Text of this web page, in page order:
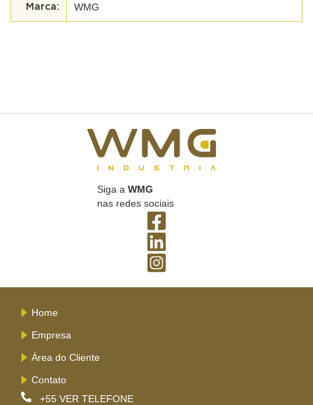
WMG
Siga a WMG
nas redes sociais
Home
Empresa
Área do Cliente
Contato
+55 VER TELEFONE